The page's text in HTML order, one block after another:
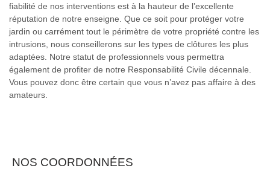
fiabilité de nos interventions est à la hauteur de l’excellente
réputation de notre enseigne. Que ce soit pour protéger votre
jardin ou carrément tout le périmètre de votre propriété contre les
intrusions, nous conseillerons sur les types de clôtures les plus
adaptées. Notre statut de professionnels vous permettra
également de profiter de notre Responsabilité Civile décennale.
Vous pouvez donc être certain que vous n’avez pas affaire à des
amateurs.
NOS COORDONNÉES